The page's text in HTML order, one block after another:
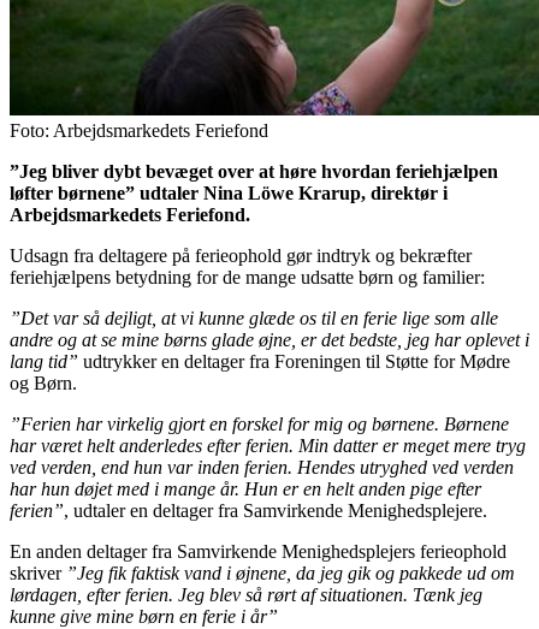
Foto: Arbejdsmarkedets Feriefond
”Jeg bliver dybt bevæget over at høre hvordan feriehjælpen
løfter børnene” udtaler Nina Löwe Krarup, direktør i
Arbejdsmarkedets Feriefond.
Udsagn fra deltagere på ferieophold gør indtryk og bekræfter
feriehjælpens betydning for de mange udsatte børn og familier:
”Det var så dejligt, at vi kunne glæde os til en ferie lige som alle
andre og at se mine børns glade øjne, er det bedste, jeg har oplevet i
lang tid” udtrykker en deltager fra Foreningen til Støtte for Mødre
og Børn.
”Ferien har virkelig gjort en forskel for mig og børnene. Børnene
har været helt anderledes efter ferien. Min datter er meget mere tryg
ved verden, end hun var inden ferien. Hendes utryghed ved verden
har hun døjet med i mange år. Hun er en helt anden pige efter
ferien”, udtaler en deltager fra Samvirkende Menighedsplejere.
En anden deltager fra Samvirkende Menighedsplejers ferieophold
skriver ”Jeg fik faktisk vand i øjnene, da jeg gik og pakkede ud om
lørdagen, efter ferien. Jeg blev så rørt af situationen. Tænk jeg
kunne give mine børn en ferie i år”